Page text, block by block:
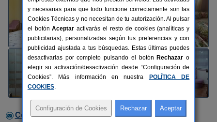
Contactar con el alojamiento
y necesarias para que todo funcione correctamente son las
Cookies Técnicas y no necesitan de tu autorización. Al pulsar
el botónAceptar activarás el resto de cookies (analíticas y
publicitarias), personalizadas según tus preferencias y con
publicidad ajustada a tus búsquedas. Estas últimas puedes
desactivarlas por completo pulsando el botón Rechazar o
elegir su activación/desactivación desde “Configuración de
Cookies”. Más información en nuestra
POLÍTICA DE
COOKIES.